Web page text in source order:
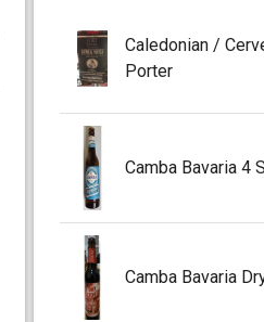
Caledonian /
Porter
Camba Bavaria 4
Camba Bavaria